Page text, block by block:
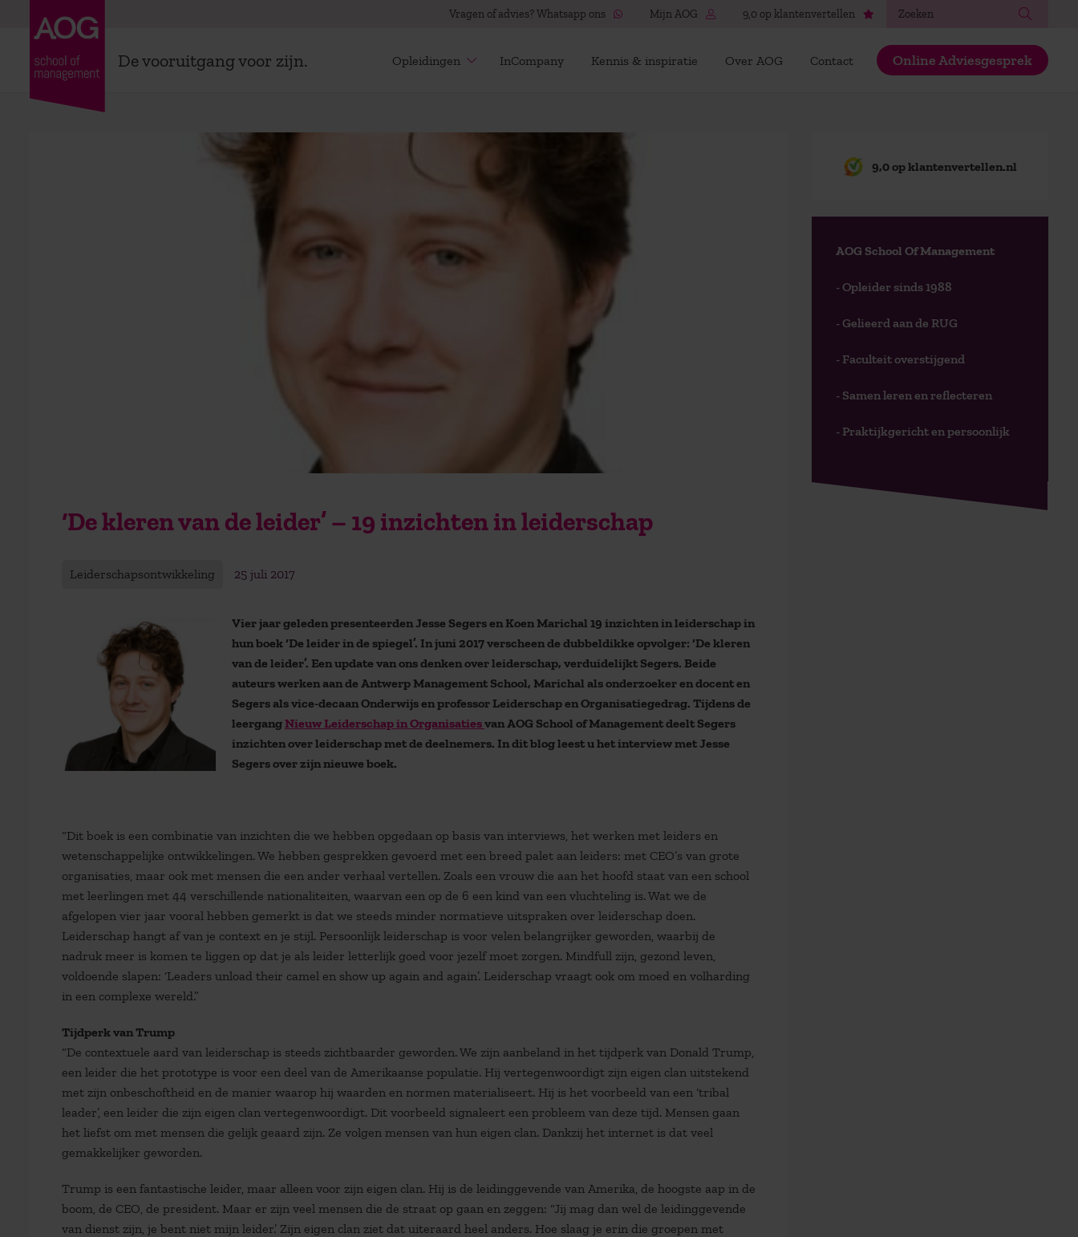
Vragen of advies? Whatsapp ons Mijn AOG 9,0 op klantenvertellen
De vooruitgang voor zijn. Opleidingen InCompany Kennis & inspiratie Over AOG Contact Online Adviesgesprek
‘De kleren van de leider’ – 19 inzichten in leiderschap
Leiderschapsontwikkeling 25 juli 2017
Vier jaar geleden presenteerden Jesse Segers en Koen Marichal 19 inzichten in leiderschap in
hun boek ‘De leider in de spiegel’. In juni 2017 verscheen de dubbeldikke opvolger: ‘De kleren
van de leider’. Een update van ons denken over leiderschap, verduidelijkt Segers. Beide
auteurs werken aan de Antwerp Management School, Marichal als onderzoeker en docent en
Segers als vice-decaan Onderwijs en professor Leiderschap en Organisatiegedrag. Tijdens de
leergangNieuw Leiderschap in Organisatiesvan AOG School of Management deelt Segers
inzichten over leiderschap met de deelnemers. In dit blog leest u het interview met Jesse
Segers over zijn nieuwe boek.
“Dit boek is een combinatie van inzichten die we hebben opgedaan op basis van interviews, het werken met leiders en
wetenschappelijke ontwikkelingen. We hebben gesprekken gevoerd met een breed palet aan leiders: met CEO’s van grote
organisaties, maar ook met mensen die een ander verhaal vertellen. Zoals een vrouw die aan het hoofd staat van een school
met leerlingen met 44 verschillende nationaliteiten, waarvan een op de 6 een kind van een vluchteling is. Wat we de
afgelopen vier jaar vooral hebben gemerkt is dat we steeds minder normatieve uitspraken over leiderschap doen.
Leiderschap hangt af van je context en je stijl. Persoonlijk leiderschap is voor velen belangrijker geworden, waarbij de
nadruk meer is komen te liggen op dat je als leider letterlijk goed voor jezelf moet zorgen. Mindfull zijn, gezond leven,
voldoende slapen: ‘Leaders unload their camel en show up again and again’. Leiderschap vraagt ook om moed en volharding
in een complexe wereld.”
Tijdperk van Trump
“De contextuele aard van leiderschap is steeds zichtbaarder geworden. We zijn aanbeland in het tijdperk van Donald Trump,
een leider die het prototype is voor een deel van de Amerikaanse populatie. Hij vertegenwoordigt zijn eigen clan uitstekend
met zijn onbeschoftheid en de manier waarop hij waarden en normen materialiseert. Hij is het voorbeeld van een ‘tribal
leader’, een leider die zijn eigen clan vertegenwoordigt. Dit voorbeeld signaleert een probleem van deze tijd. Mensen gaan
het liefst om met mensen die gelijk geaard zijn. Ze volgen mensen van hun eigen clan. Dankzij het internet is dat veel
gemakkelijker geworden.
Trump is een fantastische leider, maar alleen voor zijn eigen clan. Hij is de leidinggevende van Amerika, de hoogste aap in de
boom, de CEO, de president. Maar er zijn veel mensen die de straat op gaan en zeggen: “Jij mag dan wel de leidinggevende
van dienst zijn, je bent niet mijn leider.’ Zijn eigen clan ziet dat uiteraard heel anders. Hoe slaag je erin die groepen met
9,0 op klantenvertellen.nl
AOG School Of Management
- Opleider sinds 1988
- Gelieerd aan de RUG
- Faculteit overstijgend
- Samen leren en reflecteren
- Praktijkgericht en persoonlijk